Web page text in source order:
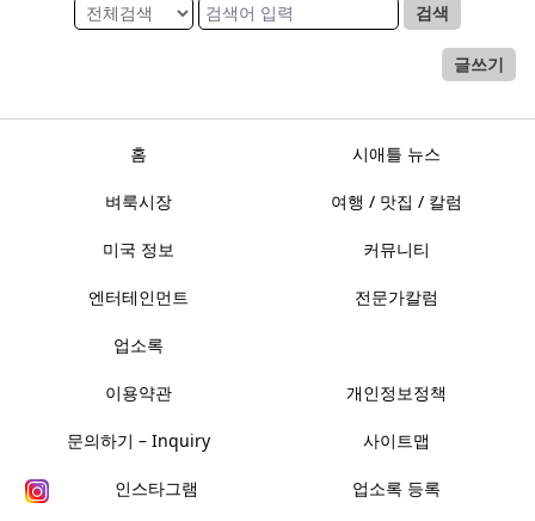
검색
글쓰기
홈 시애틀 뉴스
벼룩시장 여행 / 맛집 / 칼럼
미국 정보 커뮤니티
엔터테인먼트 전문가칼럼
업소록
이용약관 개인정보정책
문의하기 – Inquiry 사이트맵
인스타그램 업소록 등록